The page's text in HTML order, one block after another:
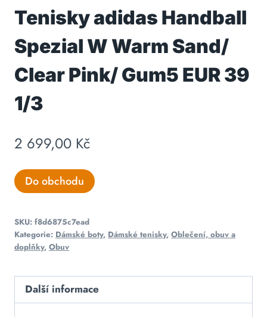
Tenisky adidas Handball
Spezial W Warm Sand/
Clear Pink/ Gum5 EUR 39
1/3
2 699,00 Kč
Do obchodu
SKU: f8d6875c7ead
Kategorie: Dámské boty, Dámské tenisky, Oblečení, obuv a
doplňky, Obuv
Další informace